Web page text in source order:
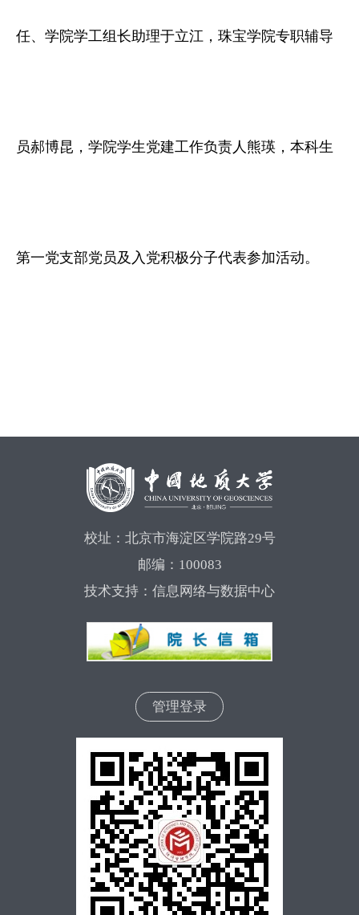
任、学院学工组长助理于立江，珠宝学院专职辅导
员郝博昆，学院学生党建工作负责人熊瑛，本科生
第一党支部党员及入党积极分子代表参加活动。
校址：北京市海淀区学院路29号
邮编：100083
技术支持：信息网络与数据中心
管理登录